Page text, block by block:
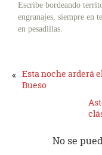
Escribe bordeando
engranajes, siempre en
en pesadillas.
« Esta noche arderá
Bueso
No se